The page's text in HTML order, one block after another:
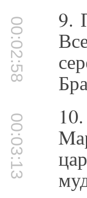
00:02:58 9.
00:03:13